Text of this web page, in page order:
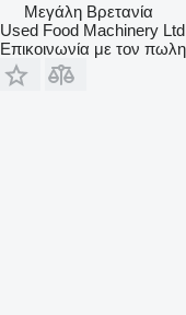
Μεγάλη Βρετανία
Used Food Machinery Ltd
Επικοινωνία με τον